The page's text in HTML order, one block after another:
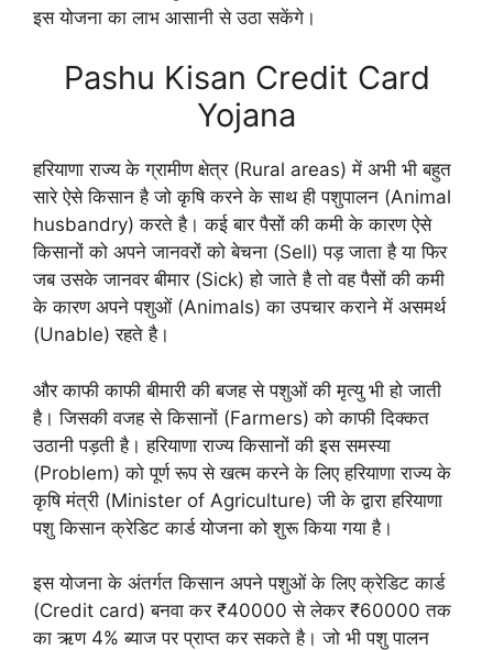
इस योजना का लाभ आसानी से उठा सकेंगे।
Pashu Kisan Credit Card
Yojana
हरियाणा राज्य के ग्रामीण क्षेत्र (Rural areas) में अभी भी बहुत
सारे ऐसे किसान है जो कृषि करने के साथ ही पशुपालन (Animal
husbandry) करते है। कई बार पैसों की कमी के कारण ऐसे
किसानों को अपने जानवरों को बेचना (Sell) पड़ जाता है या फिर
जब उसके जानवर बीमार (Sick) हो जाते है तो वह पैसों की कमी
के कारण अपने पशुओं (Animals) का उपचार कराने में असमर्थ
(Unable) रहते है।
और काफी काफी बीमारी की बजह से पशुओं की मृत्यु भी हो जाती
है। जिसकी वजह से किसानों (Farmers) को काफी दिक्कत
उठानी पड़ती है। हरियाणा राज्य किसानों की इस समस्या
(Problem) को पूर्ण रूप से खत्म करने के लिए हरियाणा राज्य के
कृषि मंत्री (Minister of Agriculture) जी के द्वारा हरियाणा
पशु किसान क्रेडिट कार्ड योजना को शुरू किया गया है।
इस योजना के अंतर्गत किसान अपने पशुओं के लिए क्रेडिट कार्ड
(Credit card) बनवा कर ₹40000 से लेकर ₹60000 तक
का ऋण 4% ब्याज पर प्राप्त कर सकते है। जो भी पशु पालन